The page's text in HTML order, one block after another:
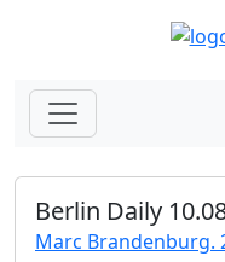
Berlin Daily
Marc Brandenburg.